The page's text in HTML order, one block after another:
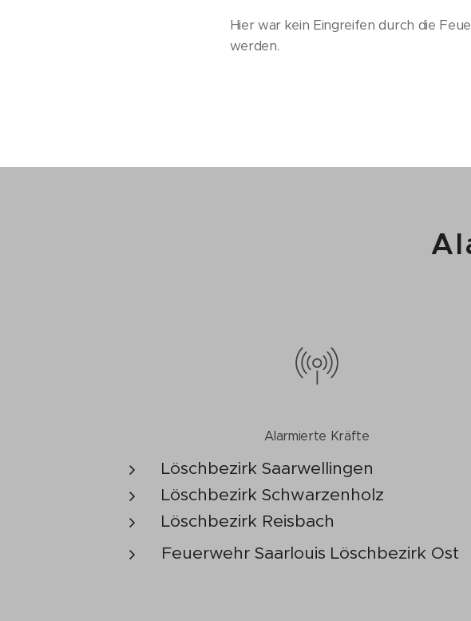
Hier war kein Eingreifen durch die
werden.
Alarmierte Kräfte
Löschbezirk Saarwellingen
Löschbezirk Schwarzenholz
Löschbezirk Reisbach
Feuerwehr Saarlouis Löschbezirk Ost